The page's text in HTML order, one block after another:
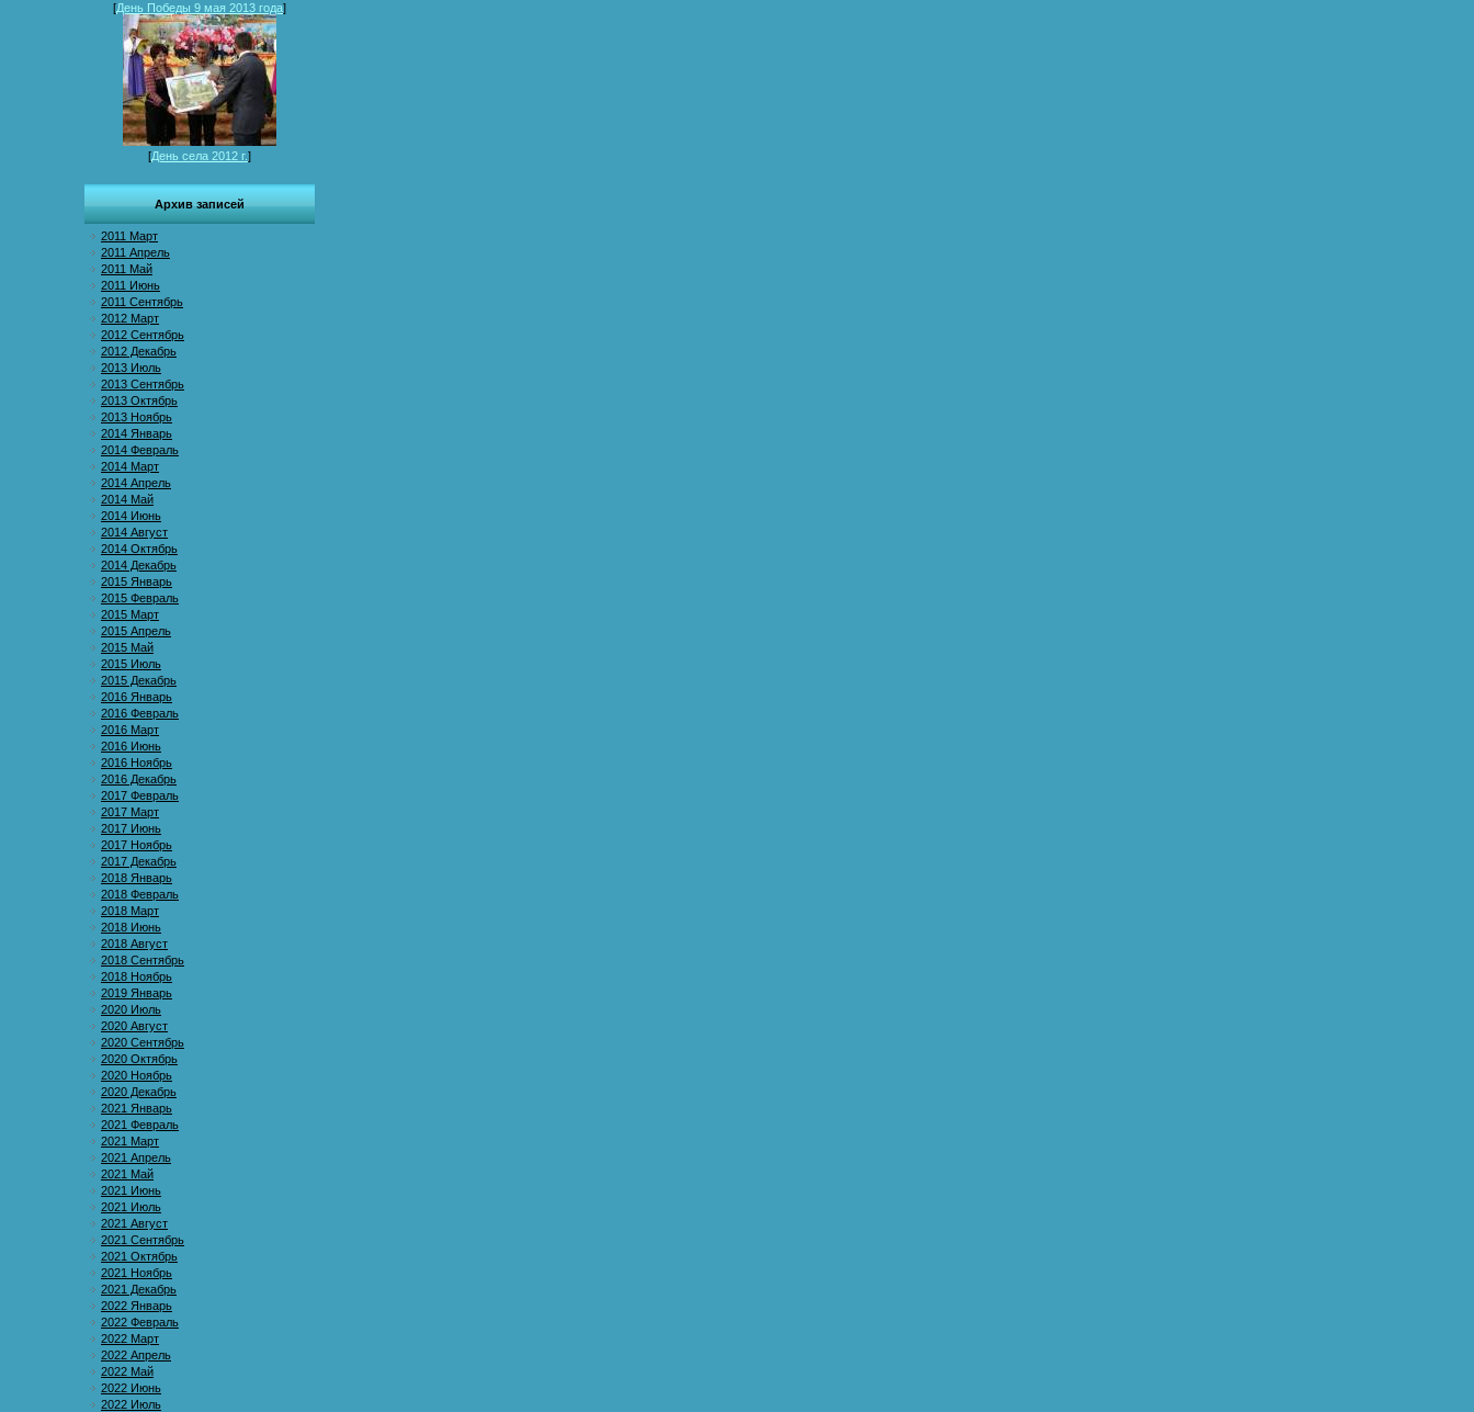
[День Победы 9 мая 2013 года]
[День села 2012 г.]
Архив записей
2011 Март
2011 Апрель
2011 Май
2011 Июнь
2011 Сентябрь
2012 Март
2012 Сентябрь
2012 Декабрь
2013 Июль
2013 Сентябрь
2013 Октябрь
2013 Ноябрь
2014 Январь
2014 Февраль
2014 Март
2014 Апрель
2014 Май
2014 Июнь
2014 Август
2014 Октябрь
2014 Декабрь
2015 Январь
2015 Февраль
2015 Март
2015 Апрель
2015 Май
2015 Июль
2015 Декабрь
2016 Январь
2016 Февраль
2016 Март
2016 Июнь
2016 Ноябрь
2016 Декабрь
2017 Февраль
2017 Март
2017 Июнь
2017 Ноябрь
2017 Декабрь
2018 Январь
2018 Февраль
2018 Март
2018 Июнь
2018 Август
2018 Сентябрь
2018 Ноябрь
2019 Январь
2020 Июль
2020 Август
2020 Сентябрь
2020 Октябрь
2020 Ноябрь
2020 Декабрь
2021 Январь
2021 Февраль
2021 Март
2021 Апрель
2021 Май
2021 Июнь
2021 Июль
2021 Август
2021 Сентябрь
2021 Октябрь
2021 Ноябрь
2021 Декабрь
2022 Январь
2022 Февраль
2022 Март
2022 Апрель
2022 Май
2022 Июнь
2022 Июль